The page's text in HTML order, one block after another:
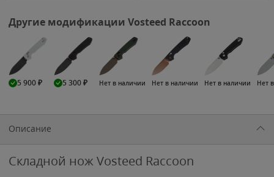
Другие модификации Vosteed Raccoon
5 900₽ 5 300₽ Нет в наличии Нет в наличии Нет в наличии Нет
Описание
Складной нож Vosteed Raccoon